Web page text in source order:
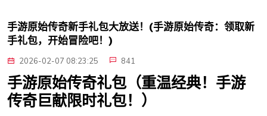
手游原始传奇新手礼包大放送！(手游原始传奇：领取新
手礼包，开始冒险吧！)
2026-02-07 08:23:25 841
手游原始传奇礼包（重温经典！手游
传奇巨献限时礼包！）